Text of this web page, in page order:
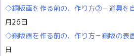
◇銅版画を作る前の、作り方②－道具を
月26日
◇銅版画を作る前の、作り方－銅版の表
日